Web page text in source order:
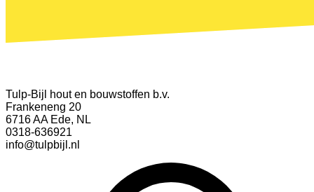
Tulp-Bijl hout en bouwstoffen b.v.
Frankeneng 20
6716 AA Ede, NL
0318-636921
info@tulpbijl.nl